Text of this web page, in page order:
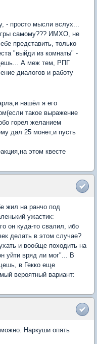
- просто мысли вслух...
самому??? ИМХО, не
представить, только
"выйди из комнаты" -
А меж тем, РПГ
диалогов и работу
нашёл я его
такое выражение
горел желанием
дал 25 монет,и пусть
этом квесте
жил на ранчо под
ужастик:
он куда-то свалил, ибо
делать в этом случае?
и вообще походить на
уйти вряд ли мог"... В
в Гекко еще
вероятный вариант:
Наркуши опять